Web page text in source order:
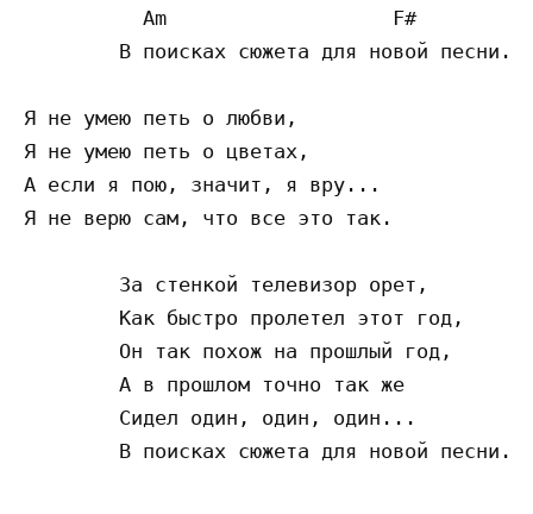
          Am                   F#
        В поисках сюжета для новой песни.
Я не умею петь о любви,
Я не умею петь о цветах,
А если я пою, значит, я вру...
Я не верю сам, что все это так.
        За стенкой телевизор орет,
        Как быстро пролетел этот год,
        Он так похож на прошлый год,
        А в прошлом точно так же
        Сидел один, один, один...